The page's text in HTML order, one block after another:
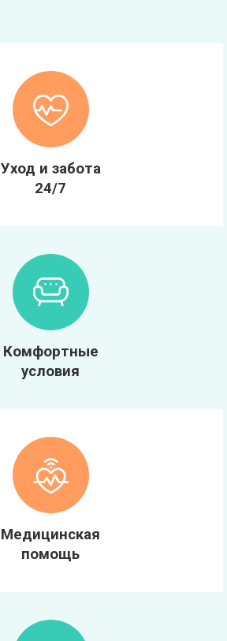
Уход и забота
24/7
Комфортные
условия
Медицинская
помощь